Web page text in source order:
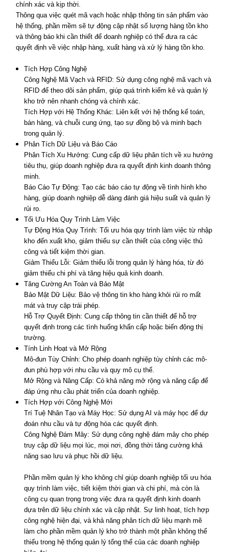
chính xác và kịp thời.
Thông qua việc quét mã vạch hoặc nhập thông tin sản phẩm vào
hệ thống, phần mềm sẽ tự động cập nhật số lượng hàng tồn kho
và thông báo khi cần thiết để doanh nghiệp có thể đưa ra các
quyết định về việc nhập hàng, xuất hàng và xử lý hàng tồn kho.
Tích Hợp Công Nghệ
Công Nghệ Mã Vạch và RFID: Sử dụng công nghệ mã vạch và
RFID để theo dõi sản phẩm, giúp quá trình kiểm kê và quản lý
kho trở nên nhanh chóng và chính xác.
Tích Hợp với Hệ Thống Khác: Liên kết với hệ thống kế toán,
bán hàng, và chuỗi cung ứng, tạo sự đồng bộ và minh bạch
trong quản lý.
Phân Tích Dữ Liệu và Báo Cáo
Phân Tích Xu Hướng: Cung cấp dữ liệu phân tích về xu hướng
tiêu thụ, giúp doanh nghiệp đưa ra quyết định kinh doanh thông
minh.
Báo Cáo Tự Động: Tạo các báo cáo tự động về tình hình kho
hàng, giúp doanh nghiệp dễ dàng đánh giá hiệu suất và quản lý
rủi ro.
Tối Ưu Hóa Quy Trình Làm Việc
Tự Động Hóa Quy Trình: Tối ưu hóa quy trình làm việc từ nhập
kho đến xuất kho, giảm thiểu sự cần thiết của công việc thủ
công và tiết kiệm thời gian.
Giảm Thiểu Lỗi: Giảm thiểu lỗi trong quản lý hàng hóa, từ đó
giảm thiểu chi phí và tăng hiệu quả kinh doanh.
Tăng Cường An Toàn và Bảo Mật
Bảo Mật Dữ Liệu: Bảo vệ thông tin kho hàng khỏi rủi ro mất
mát và truy cập trái phép.
Hỗ Trợ Quyết Định: Cung cấp thông tin cần thiết để hỗ trợ
quyết định trong các tình huống khẩn cấp hoặc biến động thị
trường.
Tính Linh Hoạt và Mở Rộng
Mô-đun Tùy Chỉnh: Cho phép doanh nghiệp tùy chỉnh các mô-
đun phù hợp với nhu cầu và quy mô cụ thể.
Mở Rộng và Nâng Cấp: Có khả năng mở rộng và nâng cấp để
đáp ứng nhu cầu phát triển của doanh nghiệp.
Tích Hợp với Công Nghệ Mới
Trí Tuệ Nhân Tạo và Máy Học: Sử dụng AI và máy học để dự
đoán nhu cầu và tự động hóa các quyết định.
Công Nghệ Đám Mây: Sử dụng công nghệ đám mây cho phép
truy cập dữ liệu mọi lúc, mọi nơi, đồng thời tăng cường khả
năng sao lưu và phục hồi dữ liệu.
Phần mềm quản lý kho không chỉ giúp doanh nghiệp tối ưu hóa
quy trình làm việc, tiết kiệm thời gian và chi phí, mà còn là
công cụ quan trọng trong việc đưa ra quyết định kinh doanh
dựa trên dữ liệu chính xác và cập nhật. Sự linh hoạt, tích hợp
công nghệ hiện đại, và khả năng phân tích dữ liệu mạnh mẽ
làm cho phần mềm quản lý kho trở thành một phần không thể
thiếu trong hệ thống quản lý tổng thể của các doanh nghiệp